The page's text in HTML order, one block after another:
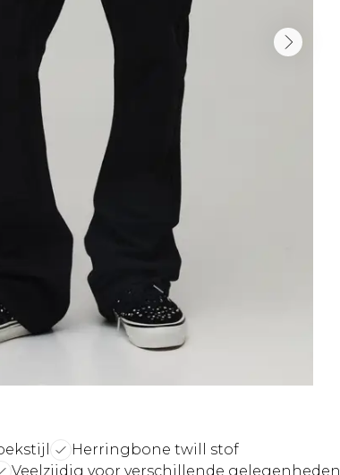
Herringbone twill stof
Veelzijdig voor verschillende gelegenheden